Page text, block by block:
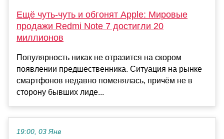
Ещё чуть-чуть и обгонят Apple: Мировые
продажи Redmi Note 7 достигли 20
миллионов
Популярность никак не отразится на скором
появлении предшественника. Ситуация на рынке
смартфонов недавно поменялась, причём не в
сторону бывших лиде...
19:00, 03 Янв